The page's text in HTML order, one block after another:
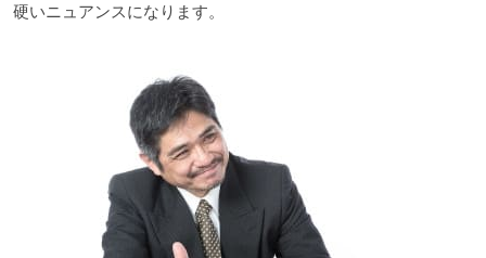
硬いニュアンスになります。